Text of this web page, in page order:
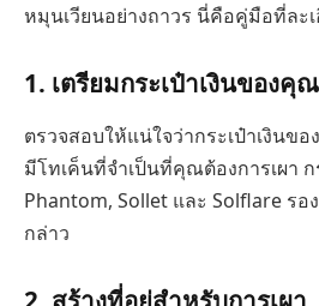
หมุนเวียนอย่างถาวร นี่คือคู่มือที่ละ
1. เตรียมกระเป๋าเงินของคุณ
ตรวจสอบให้แน่ใจว่ากระเป๋าเงินข
มีโทเค็นที่จำเป็นที่คุณต้องการเผา ก
Phantom, Sollet และ Solflare รอ
กล่าว